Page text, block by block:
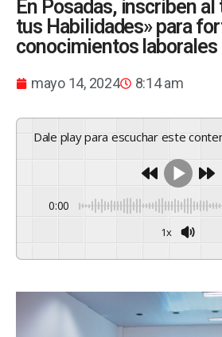
En Posadas, inscriben
tus Habilidades» para
conocimientos laborales
mayo 14, 2024 8:14 am
Dale play para escuchar este
0:00
1x